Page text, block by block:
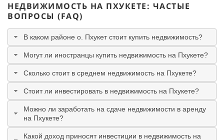
НЕДВИЖИМОСТЬ НА ПХУКЕТЕ: ЧАСТЫЕ
ВОПРОСЫ (FAQ)
В каком районе о. Пхукет стоит купить недвижимость?
Могут ли иностранцы купить недвижимость на Пхукете?
Сколько стоит в среднем недвижимость на Пхукете?
Стоит ли инвестировать в недвижимость на Пхукете?
Можно ли заработать на сдаче недвижимости в аренду
на Пхукете?
Какой доход приносят инвестиции в недвижимость на